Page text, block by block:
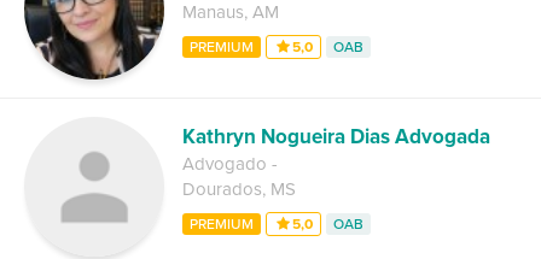
Manaus, AM
PREMIUM 5,0 OAB
Kathryn Nogueira Dias Advogada
Advogado -
Dourados, MS
PREMIUM 5,0 OAB